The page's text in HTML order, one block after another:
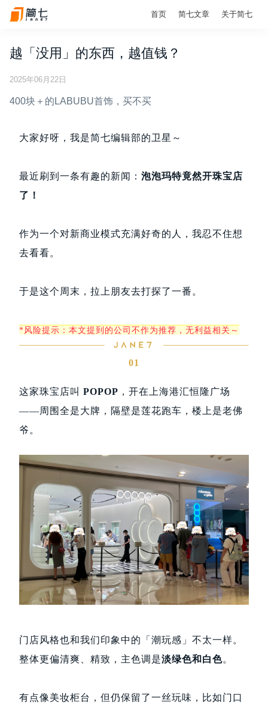
首页 简七文章 关于简七
越「没用」的东西，越值钱？
2025年06月22日
400块＋的LABUBU首饰，买不买
大家好呀，我是简七编辑部的卫星～
最近刷到一条有趣的新闻： 泡泡玛特竟然开珠宝店
了！
作为一个对新商业模式充满好奇的人，我忍不住想
去看看。
于是这个周末，拉上朋友去打探了一番。
*风险提示：本文提到的公司不作为推荐，无利益相关～
01
这家珠宝店叫 POPOP ，开在上海港汇恒隆广场
——周围全是大牌，隔壁是莲花跑车，楼上是老佛
爷。
门店风格也和我们印象中的「潮玩感」不太一样。
整体更偏清爽、精致，主色调是淡绿色和白色。
有点像美妆柜台，但仍保留了一丝玩味，比如门口